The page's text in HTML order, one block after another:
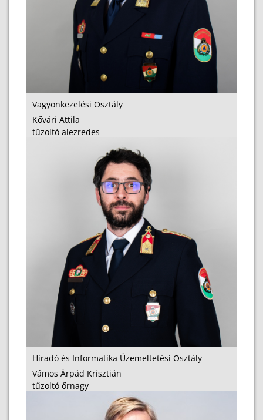
Vagyonkezelési Osztály
Kővári Attila
tűzoltó alezredes
Híradó és Informatika Üzemeltetési Osztály
Vámos Árpád Krisztián
tűzoltó őrnagy